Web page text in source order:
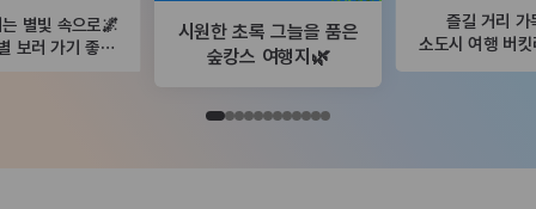
별빛 속으로🌌
보러 가기 좋은
시원한 초록 그늘을 품은
숲캉스 여행지🌿
즐길 거리 가
소도시 여행 버킷